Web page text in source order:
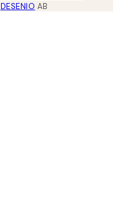
DESENIO AB